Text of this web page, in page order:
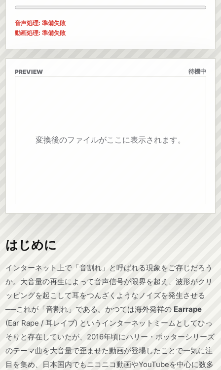
音声処理: 準備失敗
動画処理: 準備失敗
PREVIEW 待機中
変換後のファイルがここに表示されます。
はじめに
インターネット上で「音割れ」と呼ばれる現象をご存じだろう
か。大音量の再生によって音声信号が限界を超え、波形がクリ
ッピングを起こして耳をつんざくようなノイズを発生させる
──これが「音割れ」である。かつては海外発祥の Earrape
(Ear Rape / 耳レイプ) というインターネットミームとしてひっ
そりと存在していたが、2016年頃にハリー・ポッターシリーズ
のテーマ曲を大音量で歪ませた動画が登場したことで一気に注
目を集め、日本国内でもニコニコ動画やYouTubeを中心に数多